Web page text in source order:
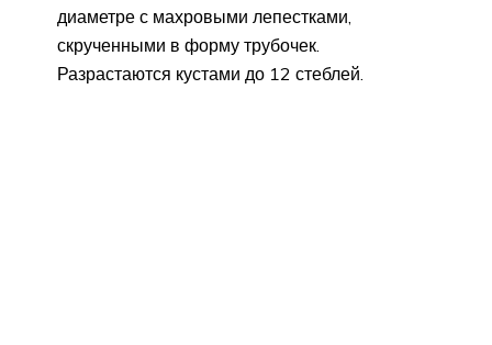
диаметре с махровыми лепестками,
скрученными в форму трубочек.
Разрастаются кустами до 12 стеблей.